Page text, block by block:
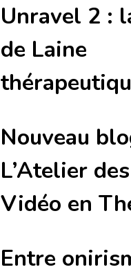
Unravel 2 :
de Laine
Nouveau
L’Atelier
Vidéo en
Entre